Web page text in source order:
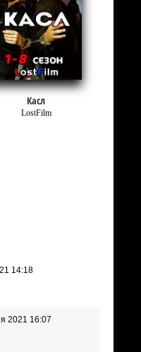
Касл
LostFilm
14:18
2021 16:07